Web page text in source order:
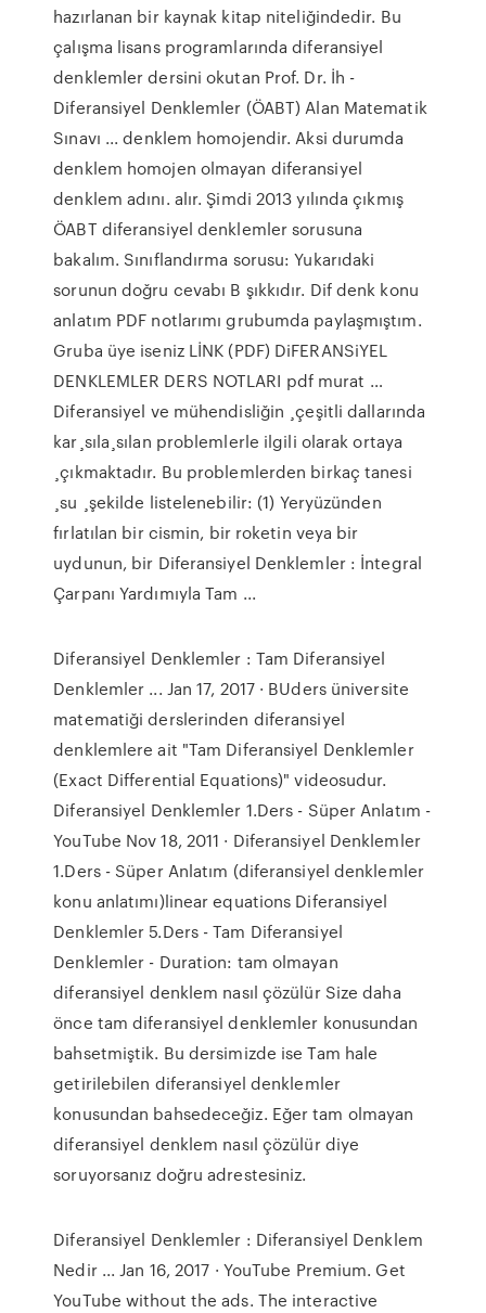
hazırlanan bir kaynak kitap niteliğindedir. Bu
çalışma lisans programlarında diferansiyel
denklemler dersini okutan Prof. Dr. İh -
Diferansiyel Denklemler (ÖABT) Alan Matematik
Sınavı ... denklem homojendir. Aksi durumda
denklem homojen olmayan diferansiyel
denklem adını. alır. Şimdi 2013 yılında çıkmış
ÖABT diferansiyel denklemler sorusuna
bakalım. Sınıflandırma sorusu: Yukarıdaki
sorunun doğru cevabı B şıkkıdır. Dif denk konu
anlatım PDF notlarımı grubumda paylaşmıştım.
Gruba üye iseniz LİNK (PDF) DiFERANSiYEL
DENKLEMLER DERS NOTLARI pdf murat …
Diferansiyel ve mühendisliğin ¸çeşitli dallarında
kar¸sıla¸sılan problemlerle ilgili olarak ortaya
¸çıkmaktadır. Bu problemlerden birkaç tanesi
¸su ¸şekilde listelenebilir: (1) Yeryüzünden
fırlatılan bir cismin, bir roketin veya bir
uydunun, bir Diferansiyel Denklemler : İntegral
Çarpanı Yardımıyla Tam ...
Diferansiyel Denklemler : Tam Diferansiyel
Denklemler ... Jan 17, 2017 · BUders üniversite
matematiği derslerinden diferansiyel
denklemlere ait "Tam Diferansiyel Denklemler
(Exact Differential Equations)" videosudur.
Diferansiyel Denklemler 1.Ders - Süper Anlatım -
YouTube Nov 18, 2011 · Diferansiyel Denklemler
1.Ders - Süper Anlatım (diferansiyel denklemler
konu anlatımı)linear equations Diferansiyel
Denklemler 5.Ders - Tam Diferansiyel
Denklemler - Duration: tam olmayan
diferansiyel denklem nasıl çözülür Size daha
önce tam diferansiyel denklemler konusundan
bahsetmiştik. Bu dersimizde ise Tam hale
getirilebilen diferansiyel denklemler
konusundan bahsedeceğiz. Eğer tam olmayan
diferansiyel denklem nasıl çözülür diye
soruyorsanız doğru adrestesiniz.
Diferansiyel Denklemler : Diferansiyel Denklem
Nedir ... Jan 16, 2017 · YouTube Premium. Get
YouTube without the ads. The interactive